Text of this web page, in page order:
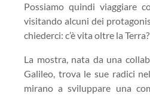
Possiamo quindi viaggiare
visitando alcuni dei
chiederci: c’è vita oltre la Terra?
La mostra, nata da una
Galileo, trova le sue radici
mirano a sviluppare una